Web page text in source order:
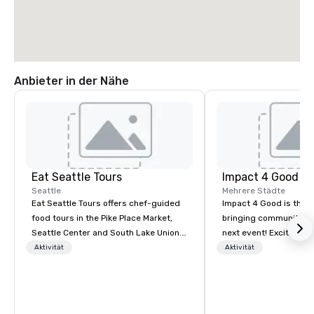
Anbieter in der Nähe
Eat Seattle Tours
Seattle
Eat Seattle Tours offers chef-guided
food tours in the Pike Place Market,
Seattle Center and South Lake Union.
We introduce Seattle through its food.
Aktivität
Impact 4 Good
Mehrere Städte
Impact 4 Good is the
bringing community
next event! Exciting
team building
Aktivität